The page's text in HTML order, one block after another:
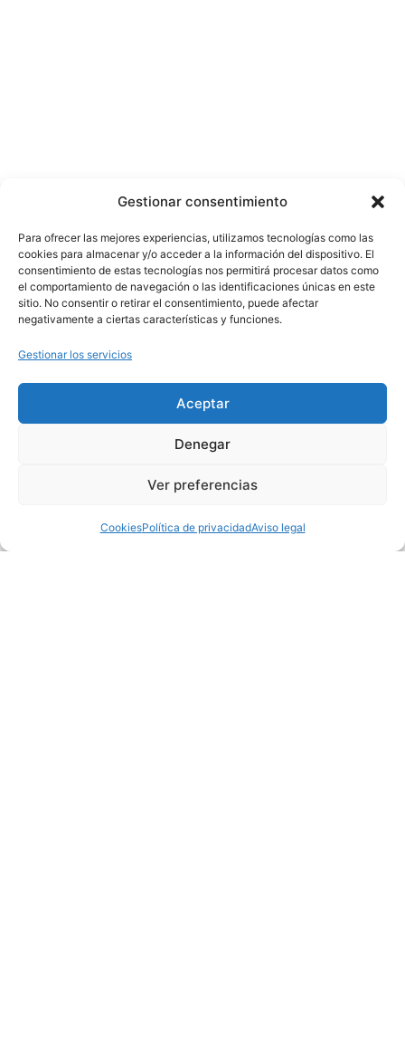
Gestionar consentimiento
Para ofrecer las mejores experiencias, utilizamos tecnologías como las
cookies para almacenar y/o acceder a la información del dispositivo. El
consentimiento de estas tecnologías nos permitirá procesar datos como
el comportamiento de navegación o las identificaciones únicas en este
sitio. No consentir o retirar el consentimiento, puede afectar
negativamente a ciertas características y funciones.
Gestionar los servicios
Aceptar
Denegar
Ver preferencias
CookiesPolítica de privacidadAviso legal